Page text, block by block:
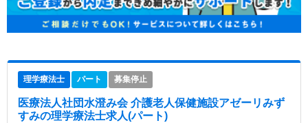
理学療法士 パート 募集停止
医療法人社団水澄み会 介護老人保健施設アゼーリみず
すみの理学療法士求人(パート)